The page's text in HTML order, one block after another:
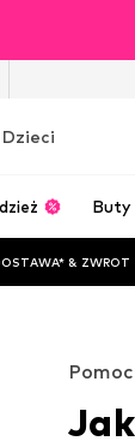
Dzieci
Buty
& ZWROT
Pomoc